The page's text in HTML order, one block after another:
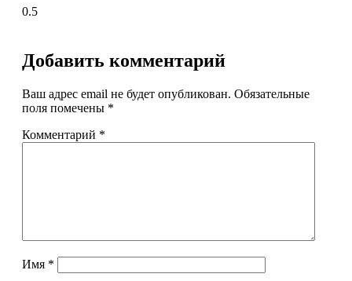
Добавить комментарий
Ваш адрес email не будет опубликован. Обязательные
поля помечены *
Комментарий *
Имя *